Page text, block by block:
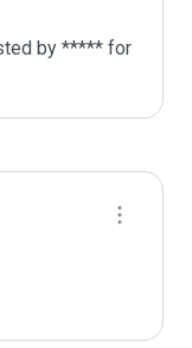
by ***** for